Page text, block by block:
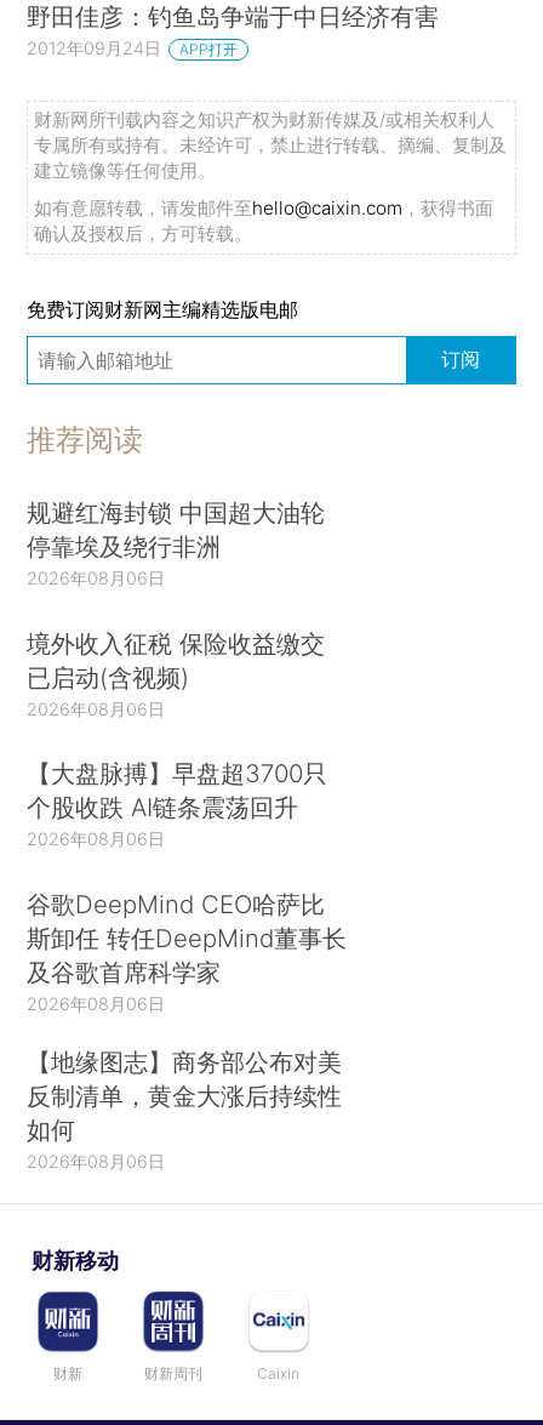
野田佳彦：钓鱼岛争端于中日经济有害
2012年09月24日 APP打开
财新网所刊载内容之知识产权为财新传媒及/或相关权利人
专属所有或持有。未经许可，禁止进行转载、摘编、复制及
建立镜像等任何使用。
如有意愿转载，请发邮件至hello@caixin.com ，获得书面
确认及授权后，方可转载。
免费订阅财新网主编精选版电邮
订阅
推荐阅读
规避红海封锁 中国超大油轮
停靠埃及绕行非洲
2026年08月06日
境外收入征税 保险收益缴交
已启动(含视频)
2026年08月06日
【大盘脉搏】早盘超3700只
个股收跌 AI链条震荡回升
2026年08月06日
谷歌DeepMind CEO哈萨比
斯卸任 转任DeepMind董事长
及谷歌首席科学家
2026年08月06日
【地缘图志】商务部公布对美
反制清单，黄金大涨后持续性
如何
2026年08月06日
财新移动
财新 财新周刊 Caixin